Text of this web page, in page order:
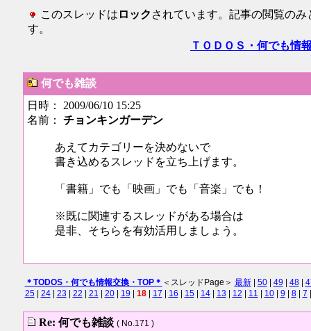
このスレッドは ロック されています。記事の閲覧のみ
す。
ＴＯＤＯＳ・何でも情
何でも雑談
日時： 2009/06/10 15:25
名前： チョンキンガーデン
あえてカテゴリーを決めないで
書き込めるスレッドを立ち上げます。
「書籍」でも「映画」でも「音楽」でも！
※既に関連するスレッドがある場合は
是非、そちらを有効活用しましょう。
＊TODOS・何でも情報交換・TOP＊ ＜スレッドPage＞ 最新| 50| 49 48|
25| 24| 23 22 21 20| 19 18| 17 16 15| 14| 13 12 11 10| 9 8| 7
Re: 何でも雑談 ( No.171 )